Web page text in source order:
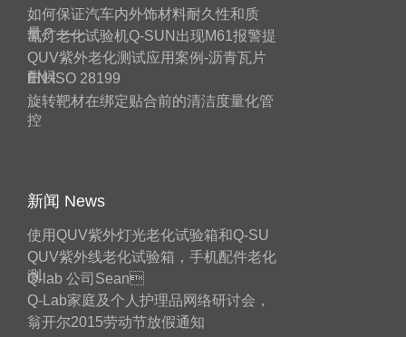
如何保证汽车内外饰材料耐久性和质
量？——
氙灯老化试验机Q-SUN出现M61报警提
QUV紫外老化测试应用案例-沥青瓦片
耐候
EN ISO 28199
旋转靶材在绑定贴合前的清洁度量化管
控
新闻 News
使用QUV紫外灯光老化试验箱和Q-SU
QUV紫外线老化试验箱，手机配件老化
测
Q-lab 公司Sean
Q-Lab家庭及个人护理品网络研讨会，
翁开尔2015劳动节放假通知